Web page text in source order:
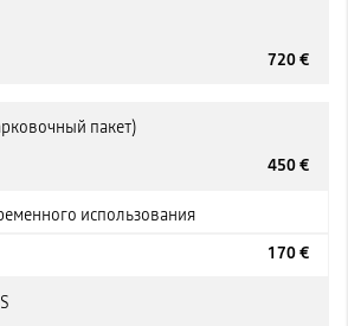
720 €
пакет)
450 €
использования
170 €